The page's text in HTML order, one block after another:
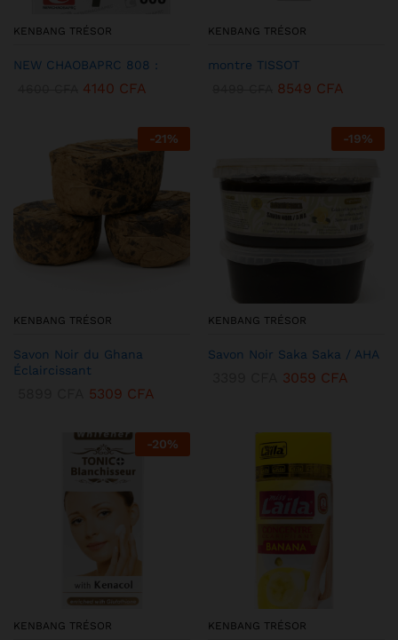
KENBANG TRÉSOR
NEW CHAOBAPRC 808 :
4140 CFA
KENBANG TRÉSOR
montre TISSOT
8549 CFA
-21%
KENBANG TRÉSOR
Savon Noir du Ghana
Éclaircissant
5309 CFA
-19%
KENBANG TRÉSOR
Savon Noir Saka Saka / AHA
3059 CFA
-20%
KENBANG TRÉSOR KENBANG TRÉSOR